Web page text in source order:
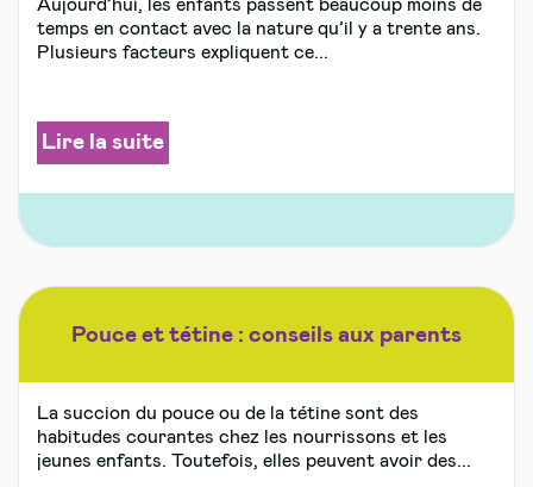
Aujourd’hui, les enfants passent beaucoup moins de
temps en contact avec la nature qu’il y a trente ans.
Plusieurs facteurs expliquent ce...
Lire la suite
Pouce et tétine : conseils aux parents
La succion du pouce ou de la tétine sont des
habitudes courantes chez les nourrissons et les
jeunes enfants. Toutefois, elles peuvent avoir des...